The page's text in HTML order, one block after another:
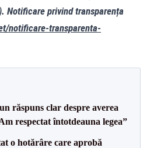
Notificare privind transparența
notificare-transparenta-
răspuns clar despre averea
respectat întotdeauna legea”
o hotărâre care aprobă